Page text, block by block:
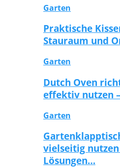
Garten
Praktische
Stauraum und
Garten
Dutch Oven
effektiv nutzen
Garten
vielseitig
Lösungen…